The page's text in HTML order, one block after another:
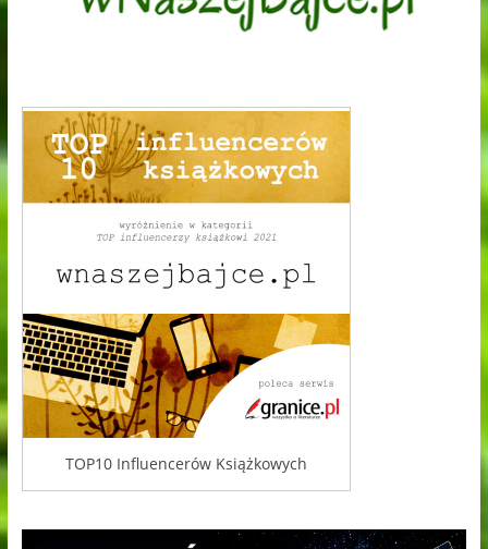
TOP10 Influencerów Książkowych